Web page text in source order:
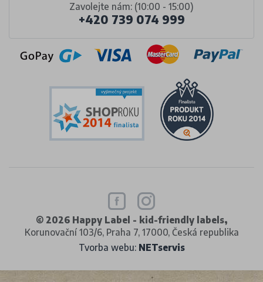
Zavolejte nám: (10:00 - 15:00)
+420 739 074 999
© 2026 Happy Label - kid-friendly labels,
Korunovační 103/6, Praha 7, 17000, Česká republika
Tvorba webu: NETservis